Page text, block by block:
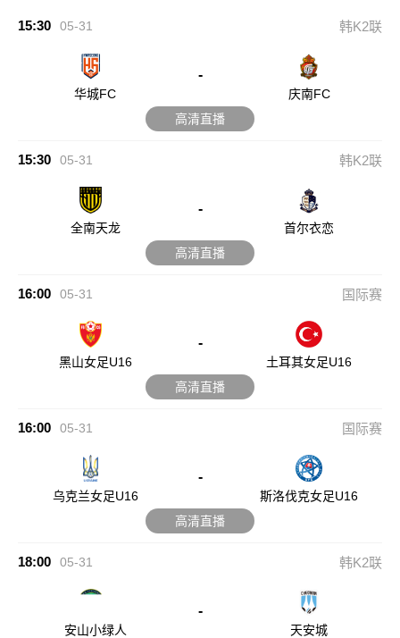
15:30 05-31 韩K2联
华城FC
-
庆南FC
高清直播
15:30 05-31 韩K2联
全南天龙
-
首尔衣恋
高清直播
16:00 05-31 国际赛
黑山女足U16
-
土耳其女足U16
高清直播
16:00 05-31 国际赛
乌克兰女足U16
-
斯洛伐克女足U16
高清直播
18:00 05-31 韩K2联
安山小绿人
-
天安城